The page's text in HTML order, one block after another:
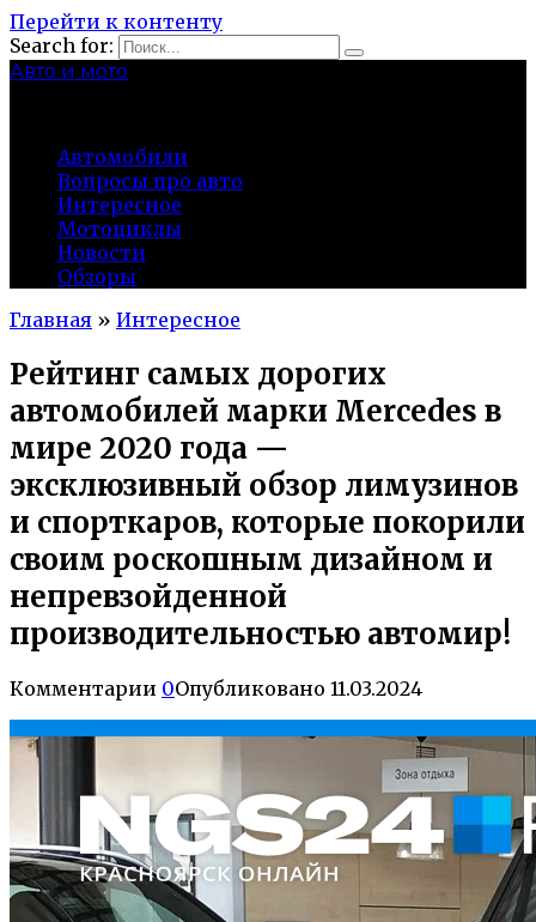
Перейти к контенту
Search for:
Авто и мото
Автомобили
Вопросы про авто
Интересное
Мотоциклы
Новости
Обзоры
Главная » Интересное
Рейтинг самых дорогих
автомобилей марки Mercedes в
мире 2020 года —
эксклюзивный обзор лимузинов
и спорткаров, которые покорили
своим роскошным дизайном и
непревзойденной
производительностью автомир!
Комментарии 0Опубликовано 11.03.2024